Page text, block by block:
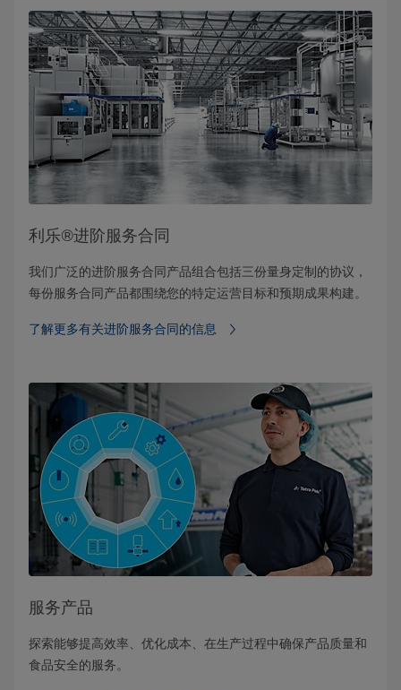
利乐®进阶服务合同
我们广泛的进阶服务合同产品组合包括三份量身定制的协议，
每份服务合同产品都围绕您的特定运营目标和预期成果构建。
了解更多有关进阶服务合同的信息
服务产品
探索能够提高效率、优化成本、在生产过程中确保产品质量和
食品安全的服务。